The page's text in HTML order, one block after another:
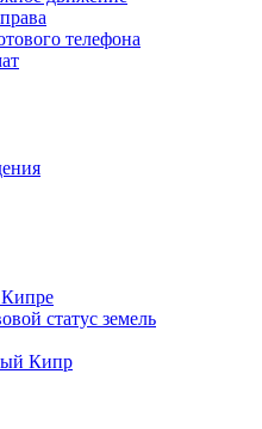
телефона
статус земель
Кипр